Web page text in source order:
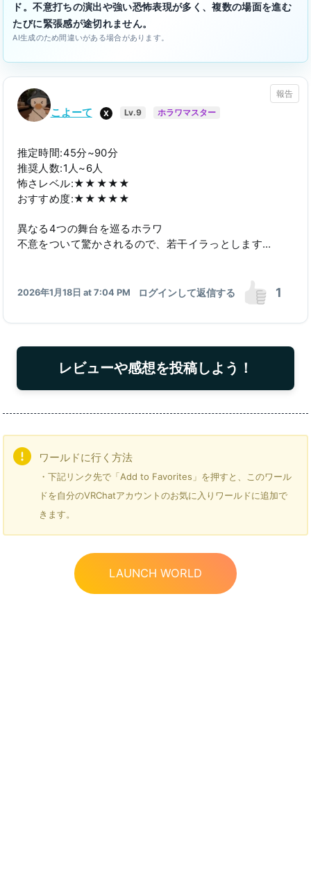
ド。不意打ちの演出や強い恐怖表現が多く、複数の場面を進む
たびに緊張感が途切れません。
AI生成のため間違いがある場合があります。
報告
こよーて X Lv.9 ホラワマスター
2026年1月18日 at 7:04 PM
推定時間:45分~90分
推奨人数:1人~6人
怖さレベル:★★★★★
おすすめ度:★★★★★
異なる4つの舞台を巡るホラワ
不意をついて驚かされるので、若干イラっとします…
ログインして返信する 1
レビューや感想を投稿しよう！
ワールドに行く方法
・下記リンク先で「Add to Favorites」を押すと、このワール
ドを自分のVRChatアカウントのお気に入りワールドに追加で
きます。
LAUNCH WORLD